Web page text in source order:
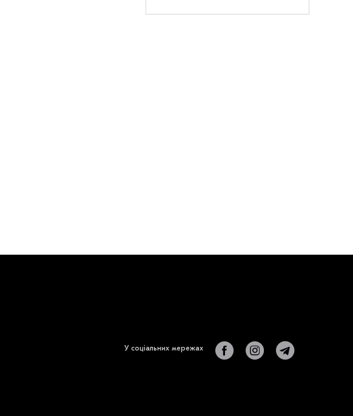
У соціальних мережах